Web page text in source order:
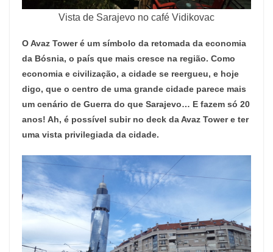
Vista de Sarajevo no café Vidikovac
O Avaz Tower é um símbolo da retomada da economia
da Bósnia, o país que mais cresce na região. Como
economia e civilização, a cidade se reergueu, e hoje
digo, que o centro de uma grande cidade parece mais
um cenário de Guerra do que Sarajevo… E fazem só 20
anos! Ah, é possível subir no deck da Avaz Tower e ter
uma vista privilegiada da cidade.